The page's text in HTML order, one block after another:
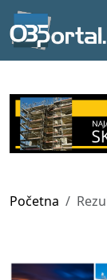
Početna